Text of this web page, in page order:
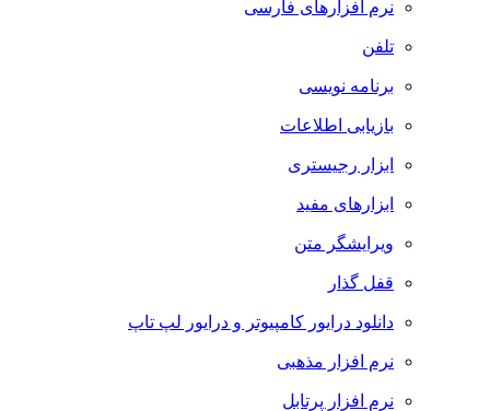
نرم افزارهای فارسی
تلفن
برنامه نویسی
بازیابی اطلاعات
ابزار رجیستری
ابزارهای مفید
ویرایشگر متن
قفل گذار
دانلود درایور کامپیوتر و درایور لپ تاپ
نرم افزار مذهبی
نرم افزار پرتابل